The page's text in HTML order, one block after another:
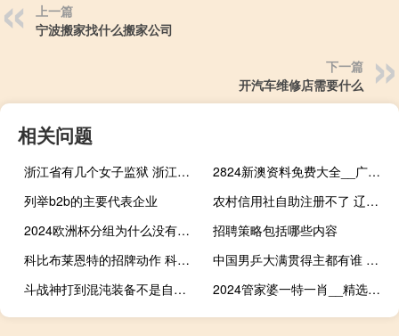
上一篇
宁波搬家找什么搬家公司
下一篇
开汽车维修店需要什么
相关问题
浙江省有几个女子监狱 浙江省第一监狱在哪里
2824新澳资料免费大全__广泛的最新解答-1873.CC.92
列举b2b的主要代表企业
农村信用社自助注册不了 辽宁省农村信用社联合社
2024欧洲杯分组为什么没有德国 2024年欧洲杯举办地
招聘策略包括哪些内容
科比布莱恩特的招牌动作 科比布莱恩特经典图片
中国男乒大满贯得主都有谁 中国男乒大满贯都有谁
斗战神打到混沌装备不是自己的怎么办 斗战神混沌模式怎么进
2024管家婆一特一肖__精选解析解释-2820.3D.A738